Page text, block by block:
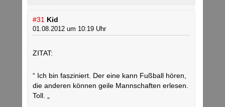
#31 Kid
01.08.2012 um 10:19 Uhr
ZITAT:
“ Ich bin fasziniert. Der eine kann Fußball hören,
die anderen können geile Mannschaften erlesen.
Toll. „